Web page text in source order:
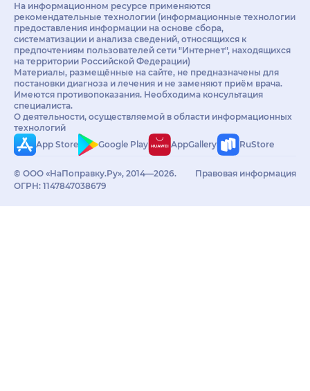
На информационном ресурсе применяются
рекомендательные технологии (информационные технологии
предоставления информации на основе сбора,
систематизации и анализа сведений, относящихся к
предпочтениям пользователей сети "Интернет", находящихся
на территории Российской Федерации)
Материалы, размещённые на сайте, не предназначены для
постановки диагноза и лечения и не заменяют приём врача.
Имеются противопоказания. Необходима консультация
специалиста.
О деятельности, осуществляемой в области информационных
технологий
App Store
Google Play AppGallery RuStore
© ООО «НаПоправку.Ру», 2014—2026.
ОГРН: 1147847038679
Правовая информация